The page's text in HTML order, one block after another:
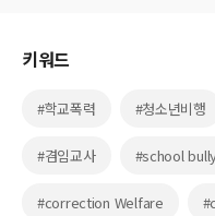
키워드
#학교폭력 #청소년비행
#겸임교사 #school
#correction Welfare